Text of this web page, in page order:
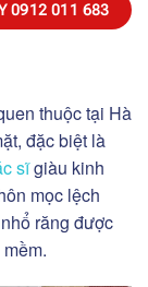
0912 011 683
thuộc tại Hà
đặc biệt là
sĩgiàu kinh
mọc lệch
răng được